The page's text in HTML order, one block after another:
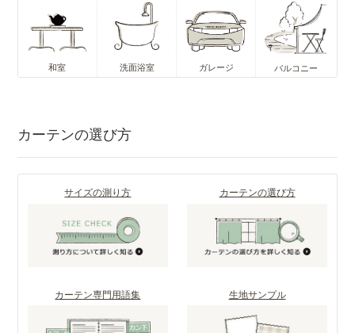
和室 洗面浴室 ガレージ バルコニー
カーテンの選び方
サイズの測り方 カーテンの選び方
カーテン専門用語集 生地サンプル